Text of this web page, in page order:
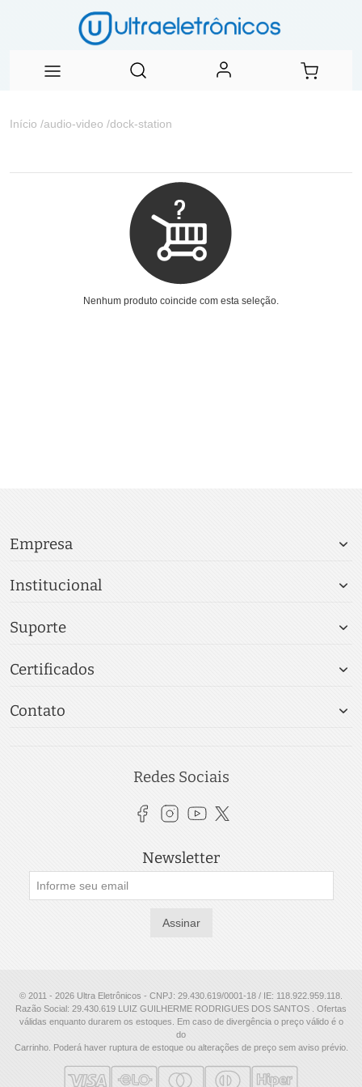
Início /audio-video /dock-station
Nenhum produto coincide com esta seleção.
Empresa
Institucional
Suporte
Certificados
Contato
Redes Sociais
Newsletter
Assinar
© 2011 - 2026 Ultra Eletrônicos - CNPJ: 29.430.619/0001-18 / IE: 118.922.959.118.
Razão Social: 29.430.619 LUIZ GUILHERME RODRIGUES DOS SANTOS . Ofertas
válidas enquanto durarem os estoques. Em caso de divergência o preço válido é o
do
Carrinho. Poderá haver ruptura de estoque ou alterações de preço sem aviso prévio.